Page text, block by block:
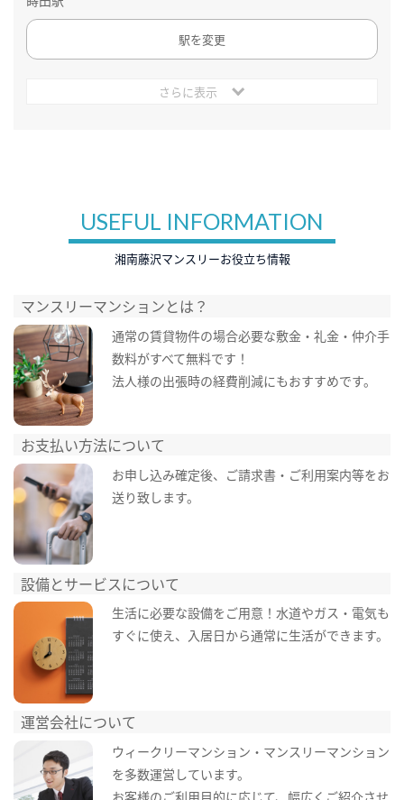
駅を変更
さらに表示
USEFUL INFORMATION
湘南藤沢マンスリーお役立ち情報
マンスリーマンションとは？
通常の賃貸物件の場合必要な敷金・礼金・仲介手
数料がすべて無料です！
法人様の出張時の経費削減にもおすすめです。
お支払い方法について
お申し込み確定後、ご請求書・ご利用案内等をお
送り致します。
設備とサービスについて
生活に必要な設備をご用意！水道やガス・電気も
すぐに使え、入居日から通常に生活ができます。
運営会社について
ウィークリーマンション・マンスリーマンション
を多数運営しています。
お客様のご利用目的に応じて、幅広くご紹介させ